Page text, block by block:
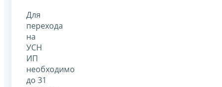
Для
перехода
на
УСН
ИП
необходимо
до 31